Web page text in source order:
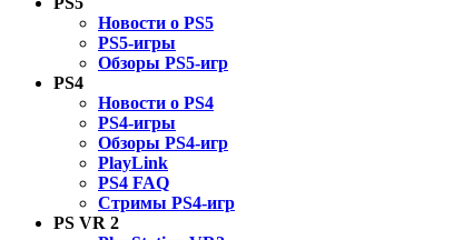
Новости о PS5
PS5-игры
Обзоры PS5-игр
PS4
Новости о PS4
PS4-игры
Обзоры PS4-игр
PlayLink
PS4 FAQ
Стримы PS4-игр
PS VR 2